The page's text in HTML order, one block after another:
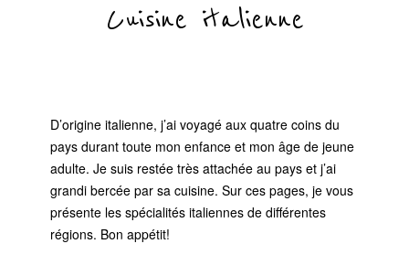
Cuisine italienne
D’origine italienne, j’ai voyagé aux quatre coins du
pays durant toute mon enfance et mon âge de jeune
adulte. Je suis restée très attachée au pays et j’ai
grandi bercée par sa cuisine. Sur ces pages, je vous
présente les spécialités italiennes de différentes
régions. Bon appétit!